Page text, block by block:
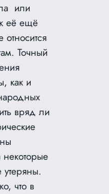
или
её ещё
относится
Точный
как и
вряд ли
некоторые
утеряны.
что в